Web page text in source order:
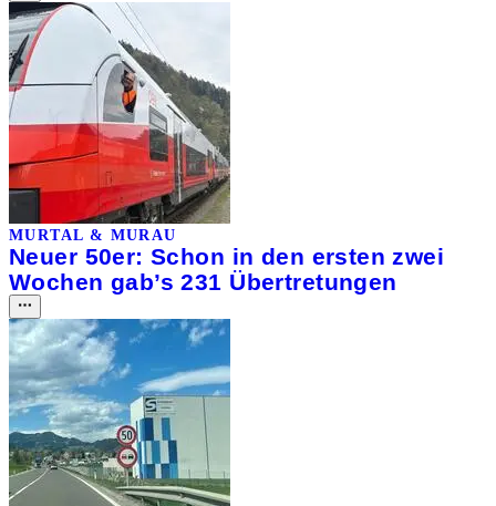
MURTAL & MURAU
Neuer 50er: Schon in den ersten zwei
Wochen gab’s 231 Übertretungen